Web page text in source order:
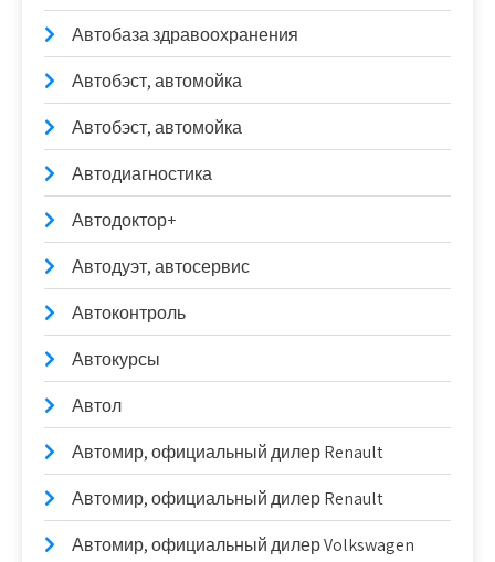
Автобаза здравоохранения
Автобэст, автомойка
Автобэст, автомойка
Автодиагностика
Автодоктор+
Автодуэт, автосервис
Автоконтроль
Автокурсы
Автол
Автомир, официальный дилер Renault
Автомир, официальный дилер Renault
Автомир, официальный дилер Volkswagen